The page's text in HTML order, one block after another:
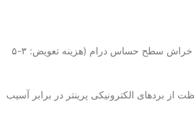
حفاظت از درام: جلوگیری از خراش سطح حساس درام (هزینه تعویض: ۳-۵
از بردهای الکترونیکی پرینتر در برابر آسیب